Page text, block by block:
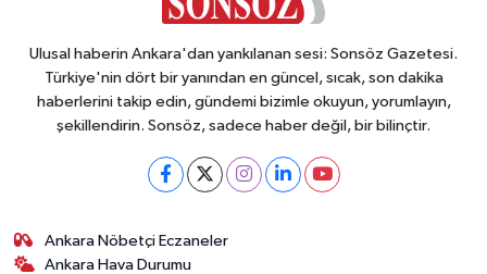
Ulusal haberin Ankara'dan yankılanan sesi: Sonsöz Gazetesi.
Türkiye'nin dört bir yanından en güncel, sıcak, son dakika
haberlerini takip edin, gündemi bizimle okuyun, yorumlayın,
şekillendirin. Sonsöz, sadece haber değil, bir bilinçtir.
Ankara Nöbetçi Eczaneler
Ankara Hava Durumu